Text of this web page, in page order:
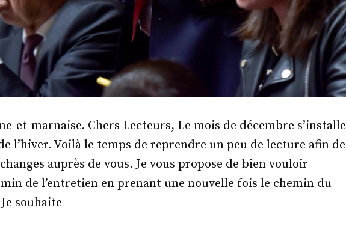
et-marnaise. Chers Lecteurs, Le mois de décembre s’installe
l’hiver. Voilà le temps de reprendre un peu de lecture afin de
auprès de vous. Je vous propose de bien vouloir
de l’entretien en prenant une nouvelle fois le chemin du
souhaite